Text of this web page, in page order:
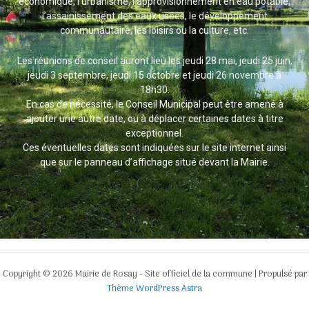
l’assainissement des eaux usées, le développement
communautaire, les loisirs ou la culture, etc.
Les réunions de conseil auront lieu les jeudi 28 mai, jeudi 25 juin,
jeudi 3 septembre, jeudi 15 octobre et jeudi 26 novembre à
18h30.
En cas de nécessité, le Conseil Municipal peut être amené à
ajouter une autre date, ou à déplacer certaines dates à titre
exceptionnel.
Ces éventuelles dates sont indiquées sur le site internet ainsi
que sur le panneau d’affichage situé devant la Mairie.
Copyright © 2026 Mairie de Rosay - Site officiel de la commune | Propulsé par
Thème WordPress Astra